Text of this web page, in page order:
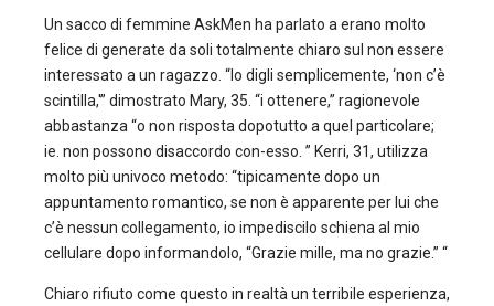
Un sacco di femmine AskMen ha parlato a erano molto
felice di generate da soli totalmente chiaro sul non essere
interessato a un ragazzo. “Io digli semplicemente, ‘non c’è
scintilla,'” dimostrato Mary, 35. “i ottenere,” ragionevole
abbastanza “o non risposta dopotutto a quel particolare;
ie. non possono disaccordo con-esso. ” Kerri, 31, utilizza
molto più univoco metodo: “tipicamente dopo un
appuntamento romantico, se non è apparente per lui che
c’è nessun collegamento, io impediscilo schiena al mio
cellulare dopo informandolo, “Grazie mille, ma no grazie.” “
Chiaro rifiuto come questo in realtà un terribile esperienza,